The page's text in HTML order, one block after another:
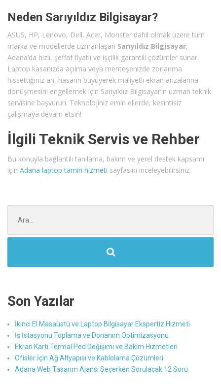
Neden Sarıyıldız Bilgisayar?
ASUS, HP, Lenovo, Dell, Acer, Monster dahil olmak üzere tüm
marka ve modellerde uzmanlaşan Sarıyıldız Bilgisayar,
Adana’da hızlı, şeffaf fiyatlı ve işçilik garantili çözümler sunar.
Laptop kasanızda açılma veya menteşenizde zorlanma
hissettiğiniz an, hasarın büyüyerek maliyetli ekran arızalarına
dönüşmesini engellemek için Sarıyıldız Bilgisayar’ın uzman teknik
servisine başvurun. Teknolojiniz emin ellerde, kesintisiz
çalışmaya devam etsin!
İlgili Teknik Servis ve Rehber
Bu konuyla bağlantılı tanılama, bakım ve yerel destek kapsamı
için Adana laptop tamiri hizmeti sayfasını inceleyebilirsiniz.
ara:
Son Yazılar
İkinci El Masaüstü ve Laptop Bilgisayar Ekspertiz Hizmeti
İş İstasyonu Toplama ve Donanım Optimizasyonu
Ekran Kartı Termal Ped Değişimi ve Bakım Hizmetleri
Ofisler İçin Ağ Altyapısı ve Kablolama Çözümleri
Adana Web Tasarım Ajansı Seçerken Sorulacak 12 Soru